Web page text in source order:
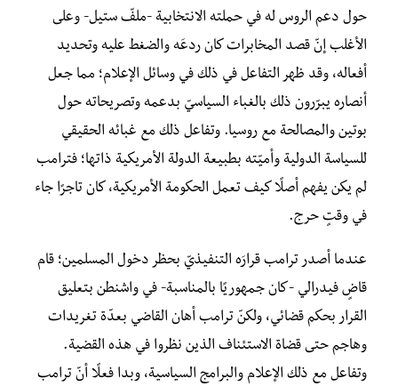
حول دعم الروس له في حملته الانتخابية -ملفّ ستيل- وعلى
الأغلب إنّ قصد المخابرات كان ردعَه والضغط عليه وتحديد
أفعاله، وقد ظهر التفاعل في ذلك في وسائل الإعلام؛ مما جعل
أنصاره يبرّرون ذلك بالغباء السياسيّ بدعمه وتصريحاته حول
بوتين والمصالحة مع روسيا. وتفاعل ذلك مع غبائه الحقيقي
للسياسة الدولية وأميّته بطبيعة الدولة الأمريكية ذاتها؛ فترامب
لم يكن يفهم أصلًا كيف تعمل الحكومة الأمريكية، كان تاجرًا جاء
في وقتٍ حرج.
عندما أصدر ترامب قرارَه التنفيذيّ بحظر دخول المسلمين؛ قام
قاضٍ فيدرالي -كان جمهوريًا بالمناسبة- في واشنطن بتعليق
القرار بحكم قضائي، ولكنّ ترامب أهان القاضي بعدّة تغريدات
وهاجم حتى قضاة الاستئناف الذين نظروا في هذه القضية.
وتفاعل مع ذلك الإعلام والبرامج السياسية، وبدا فعلًا أنّ ترامب